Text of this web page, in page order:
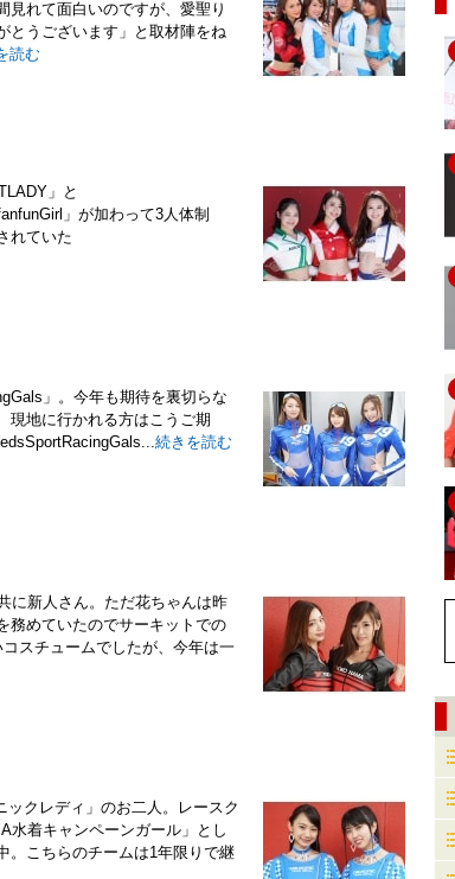
見れて面白いのですが、愛聖り
とうございます」と取材陣をね
読む
」と
」が加わって3人体制
れていた
」。今年も期待を裏切らな
現地に行かれる方はこうご期
続きを読む
に新人さん。ただ花ちゃんは昨
務めていたのでサーキットでの
スチュームでしたが、今年は一
ックレディ」のお二人。レースク
水着キャンペーンガール」とし
。こちらのチームは1年限りで継